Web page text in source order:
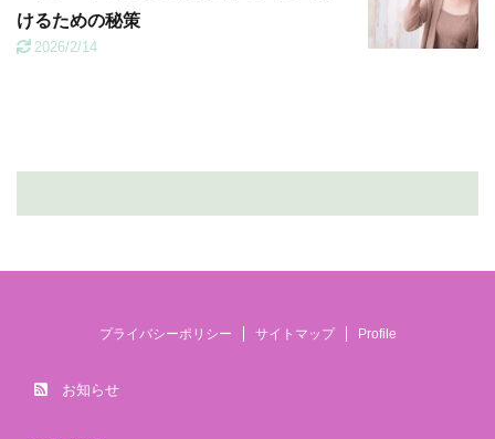
けるための秘策
2026/2/14
プライバシーポリシー サイトマップ Profile
お知らせ